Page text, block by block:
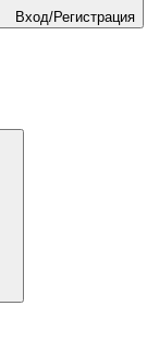
Вход/Регистрация